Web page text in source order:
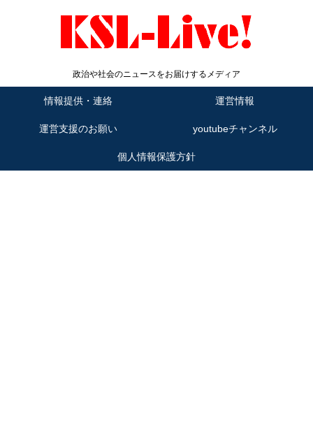
政治や社会のニュースをお届けするメディア
情報提供・連絡 運営情報
運営支援のお願い youtubeチャンネル
個人情報保護方針